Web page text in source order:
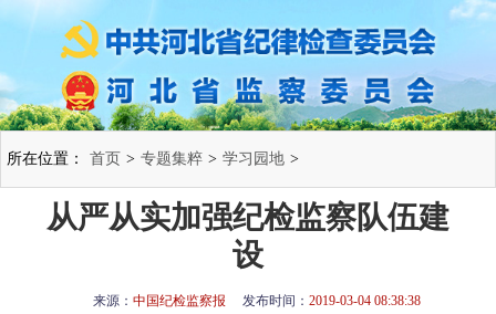
所在位置： 首页 > 专题集粹 > 学习园地 >
从严从实加强纪检监察队伍建
设
来源： 中国纪检监察报 发布时间： 2019-03-04 08:38:38